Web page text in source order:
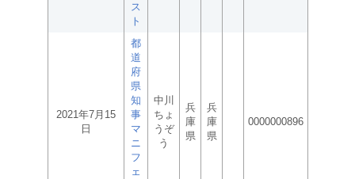
ス
ト
2021年7月15
日
都
道
府
県
知
事
マ
ニ
フ
ェ
中川
ちょ
うぞ
う
兵
庫
県
兵
庫
県
0000000896